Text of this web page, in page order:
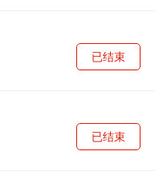
已结束
已结束